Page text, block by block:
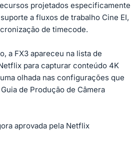
projetados especificamente
a fluxos de trabalho Cine EI,
de timecode.
a FX3 apareceu na lista de
para capturar conteúdo 4K
olhada nas configurações que
de Produção de Câmera